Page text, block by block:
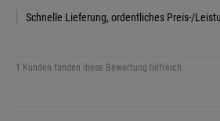
Schnelle Lieferung, ordentliches Preis-/
1 Kunden fanden diese Bewertung hilfreich.